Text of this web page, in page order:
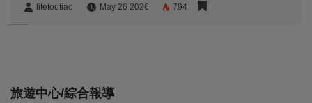
lifetoutiao May 26 2026 794
旅遊中心/綜合報導